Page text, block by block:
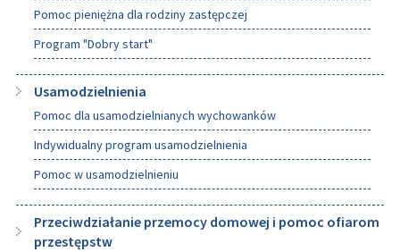
Pomoc pieniężna dla rodziny zastępczej
Program "Dobry start"
Usamodzielnienia
Pomoc dla usamodzielnianych wychowanków
Indywidualny program usamodzielnienia
Pomoc w usamodzielnieniu
Przeciwdziałanie przemocy domowej i pomoc ofiarom
przestępstw